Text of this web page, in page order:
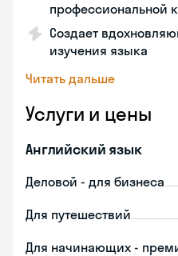
профессиональной
Создает
изучения языка
Читать дальше
Услуги и цены
Английский язык
Деловой - для бизнеса
Для путешествий
Для начинающих -